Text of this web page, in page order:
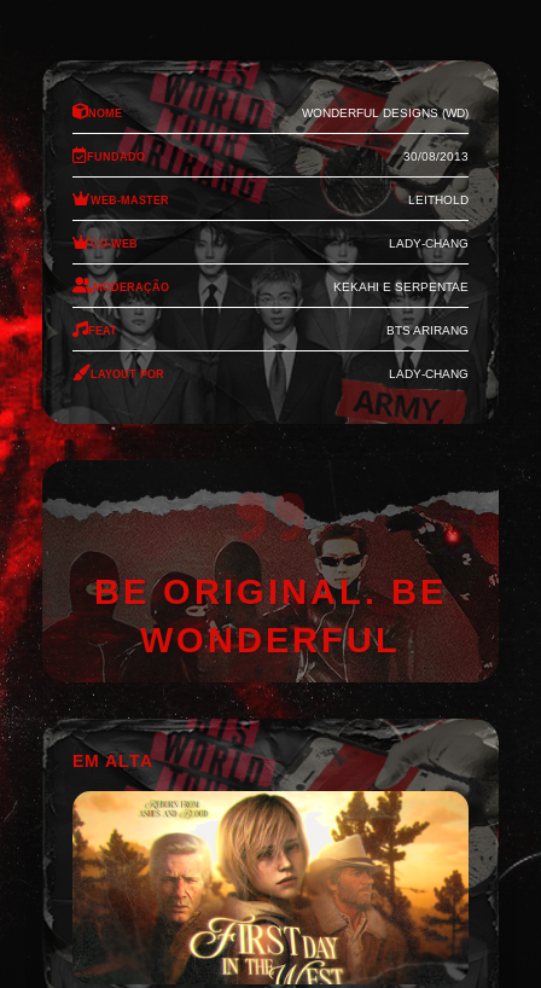
Nome Wonderful Designs (WD)
Fundado 30/08/2013
Web-Master Leithold
Co-Web Lady-Chang
Moderação Kekahi e Serpentae
Feat BTS Arirang
Layout por Lady-Chang
BE ORIGINAL. BE
WONDERFUL
EM ALTA